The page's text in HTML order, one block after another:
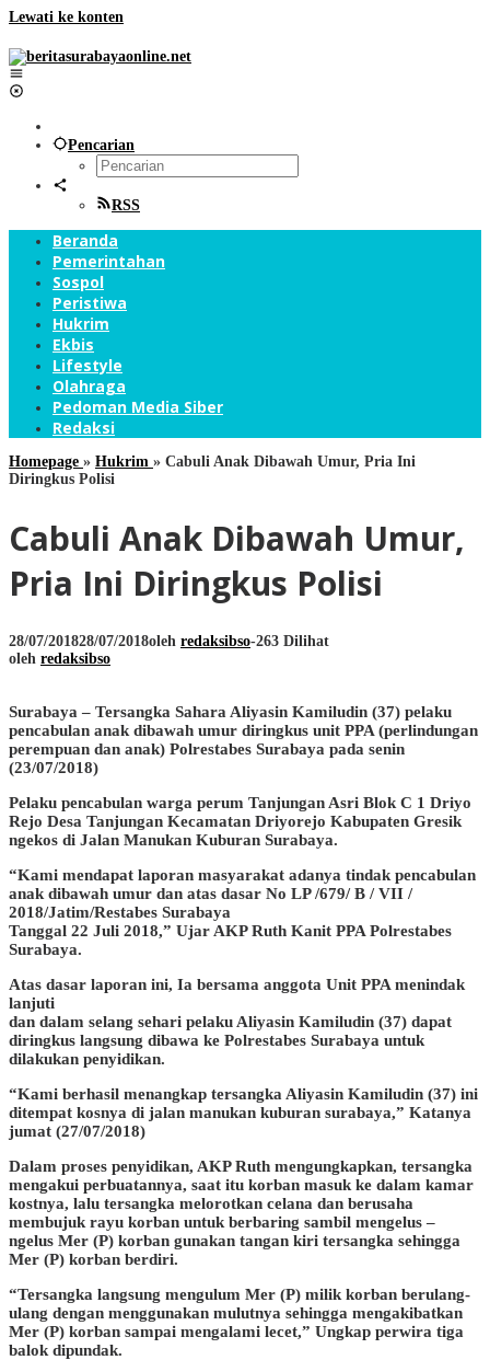
Lewati ke konten
Pencarian
RSS
Beranda
Pemerintahan
Sospol
Peristiwa
Hukrim
Ekbis
Lifestyle
Olahraga
Pedoman Media Siber
Redaksi
Homepage » Hukrim » Cabuli Anak Dibawah Umur, Pria Ini
Diringkus Polisi
Cabuli Anak Dibawah Umur,
Pria Ini Diringkus Polisi
28/07/201828/07/2018oleh redaksibso-263 Dilihat
oleh redaksibso
Surabaya – Tersangka Sahara Aliyasin Kamiludin (37) pelaku
pencabulan anak dibawah umur diringkus unit PPA (perlindungan
perempuan dan anak) Polrestabes Surabaya pada senin
(23/07/2018)
Pelaku pencabulan warga perum Tanjungan Asri Blok C 1 Driyo
Rejo Desa Tanjungan Kecamatan Driyorejo Kabupaten Gresik
ngekos di Jalan Manukan Kuburan Surabaya.
“Kami mendapat laporan masyarakat adanya tindak pencabulan
anak dibawah umur dan atas dasar No LP /679/ B / VII /
2018/Jatim/Restabes Surabaya
Tanggal 22 Juli 2018,” Ujar AKP Ruth Kanit PPA Polrestabes
Surabaya.
Atas dasar laporan ini, Ia bersama anggota Unit PPA menindak
lanjuti
dan dalam selang sehari pelaku Aliyasin Kamiludin (37) dapat
diringkus langsung dibawa ke Polrestabes Surabaya untuk
dilakukan penyidikan.
“Kami berhasil menangkap tersangka Aliyasin Kamiludin (37) ini
ditempat kosnya di jalan manukan kuburan surabaya,” Katanya
jumat (27/07/2018)
Dalam proses penyidikan, AKP Ruth mengungkapkan, tersangka
mengakui perbuatannya, saat itu korban masuk ke dalam kamar
kostnya, lalu tersangka melorotkan celana dan berusaha
membujuk rayu korban untuk berbaring sambil mengelus –
ngelus Mer (P) korban gunakan tangan kiri tersangka sehingga
Mer (P) korban berdiri.
“Tersangka langsung mengulum Mer (P) milik korban berulang-
ulang dengan menggunakan mulutnya sehingga mengakibatkan
Mer (P) korban sampai mengalami lecet,” Ungkap perwira tiga
balok dipundak.